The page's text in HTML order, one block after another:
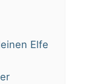
Elfe